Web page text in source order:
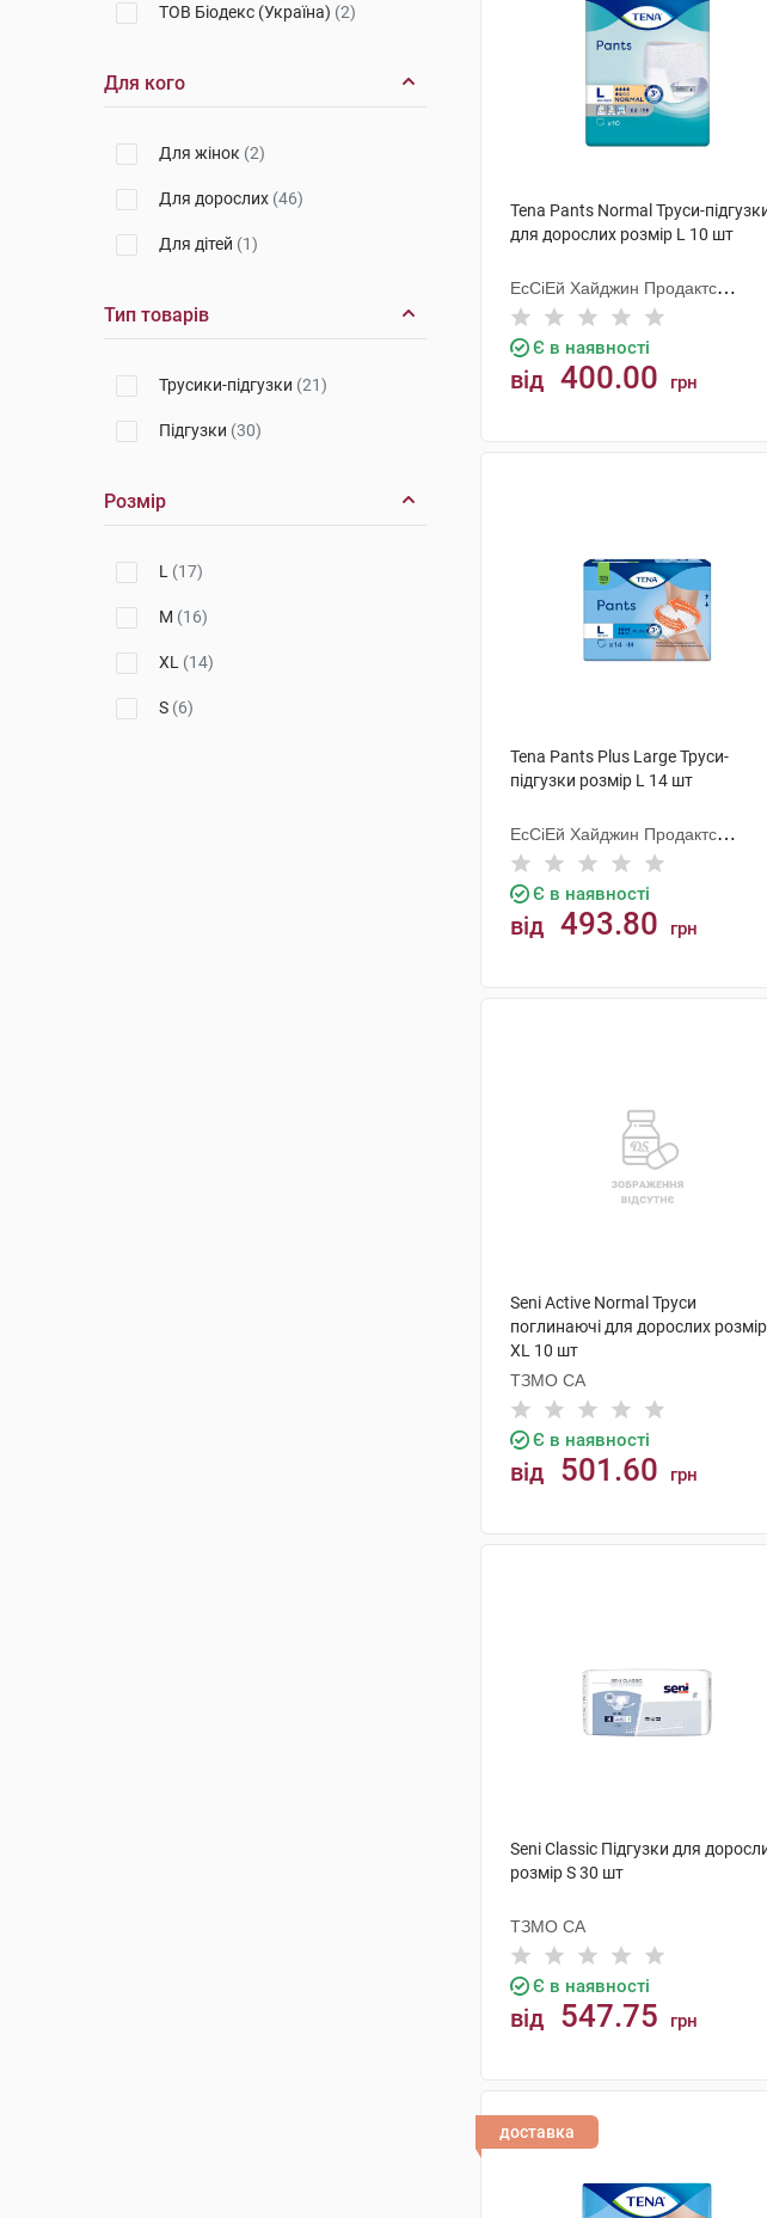
ТОВ Біодекс (Україна) (2)
Для кого
Для жінок (2)
Для дорослих (46)
Для дітей (1)
Тип товарів
Трусики-підгузки (21)
Підгузки (30)
Розмір
L (17)
M (16)
XL (14)
S (6)
Tena Pants Normal Труси-
для дорослих розмір L 10 шт
ЕсСіЕй Хайджин Продактс
Хугезанд
Є в наявності
від 400.00 грн
Tena Pants Plus Large Труси-
підгузки розмір L 14 шт
ЕсСіЕй Хайджин Продактс
Хугезанд
Є в наявності
від 493.80 грн
Seni Active Normal Труси
поглинаючі для дорослих розмір
XL 10 шт
ТЗМО СА
Є в наявності
від 501.60 грн
Seni Classic Підгузки для
розмір S 30 шт
ТЗМО СА
Є в наявності
від 547.75 грн
доставка